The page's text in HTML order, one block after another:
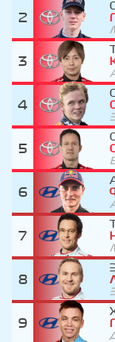
2
3
4
5
6
7
8
9